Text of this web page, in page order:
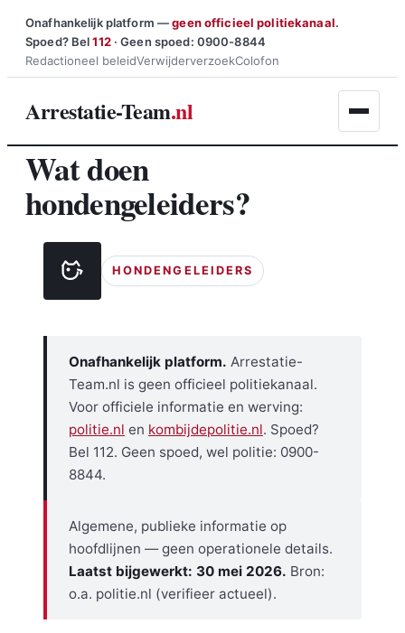
Ga
naar
Onafhankelijk platform —geen officieel politiekanaal.
Spoed? Bel112· Geen spoed: 0900-8844
Redactioneel beleidVerwijderverzoekColofon
Arrestatie-Team.nl
Wat doen
hondengeleiders?
HONDENGELEIDERS
Onafhankelijk platform. Arrestatie-
Team.nl is geen officieel politiekanaal.
Voor officiele informatie en werving:
politie.nl en kombijdepolitie.nl. Spoed?
Bel 112. Geen spoed, wel politie: 0900-
8844.
Algemene, publieke informatie op
hoofdlijnen — geen operationele details.
Laatst bijgewerkt: 30 mei 2026. Bron:
o.a. politie.nl (verifieer actueel).